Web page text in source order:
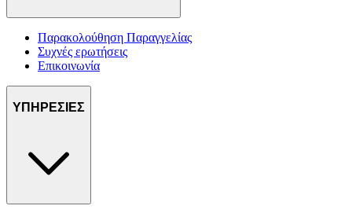
Παρακολούθηση Παραγγελίας
Συχνές ερωτήσεις
Επικοινωνία
ΥΠΗΡΕΣΙΕΣ